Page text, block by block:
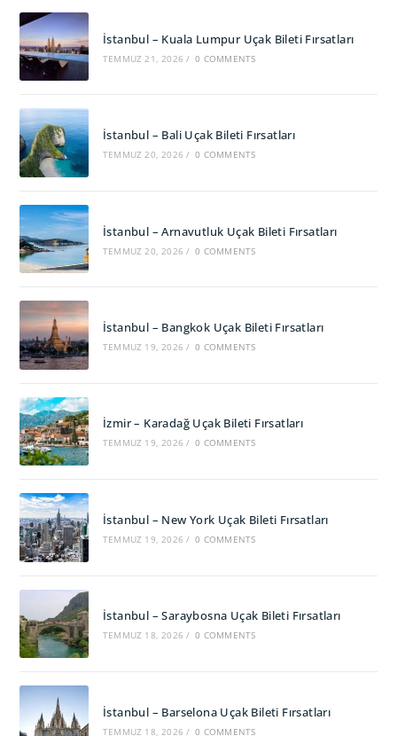
İstanbul – Kuala Lumpur Uçak Bileti Fırsatları
TEMMUZ 21, 2026 / 0 COMMENTS
İstanbul – Bali Uçak Bileti Fırsatları
TEMMUZ 20, 2026 / 0 COMMENTS
İstanbul – Arnavutluk Uçak Bileti Fırsatları
TEMMUZ 20, 2026 / 0 COMMENTS
İstanbul – Bangkok Uçak Bileti Fırsatları
TEMMUZ 19, 2026 / 0 COMMENTS
İzmir – Karadağ Uçak Bileti Fırsatları
TEMMUZ 19, 2026 / 0 COMMENTS
İstanbul – New York Uçak Bileti Fırsatları
TEMMUZ 19, 2026 / 0 COMMENTS
İstanbul – Saraybosna Uçak Bileti Fırsatları
TEMMUZ 18, 2026 / 0 COMMENTS
İstanbul – Barselona Uçak Bileti Fırsatları
TEMMUZ 18, 2026 / 0 COMMENTS